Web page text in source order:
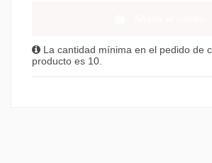
La cantidad mínima en el pedido de
producto es 10.